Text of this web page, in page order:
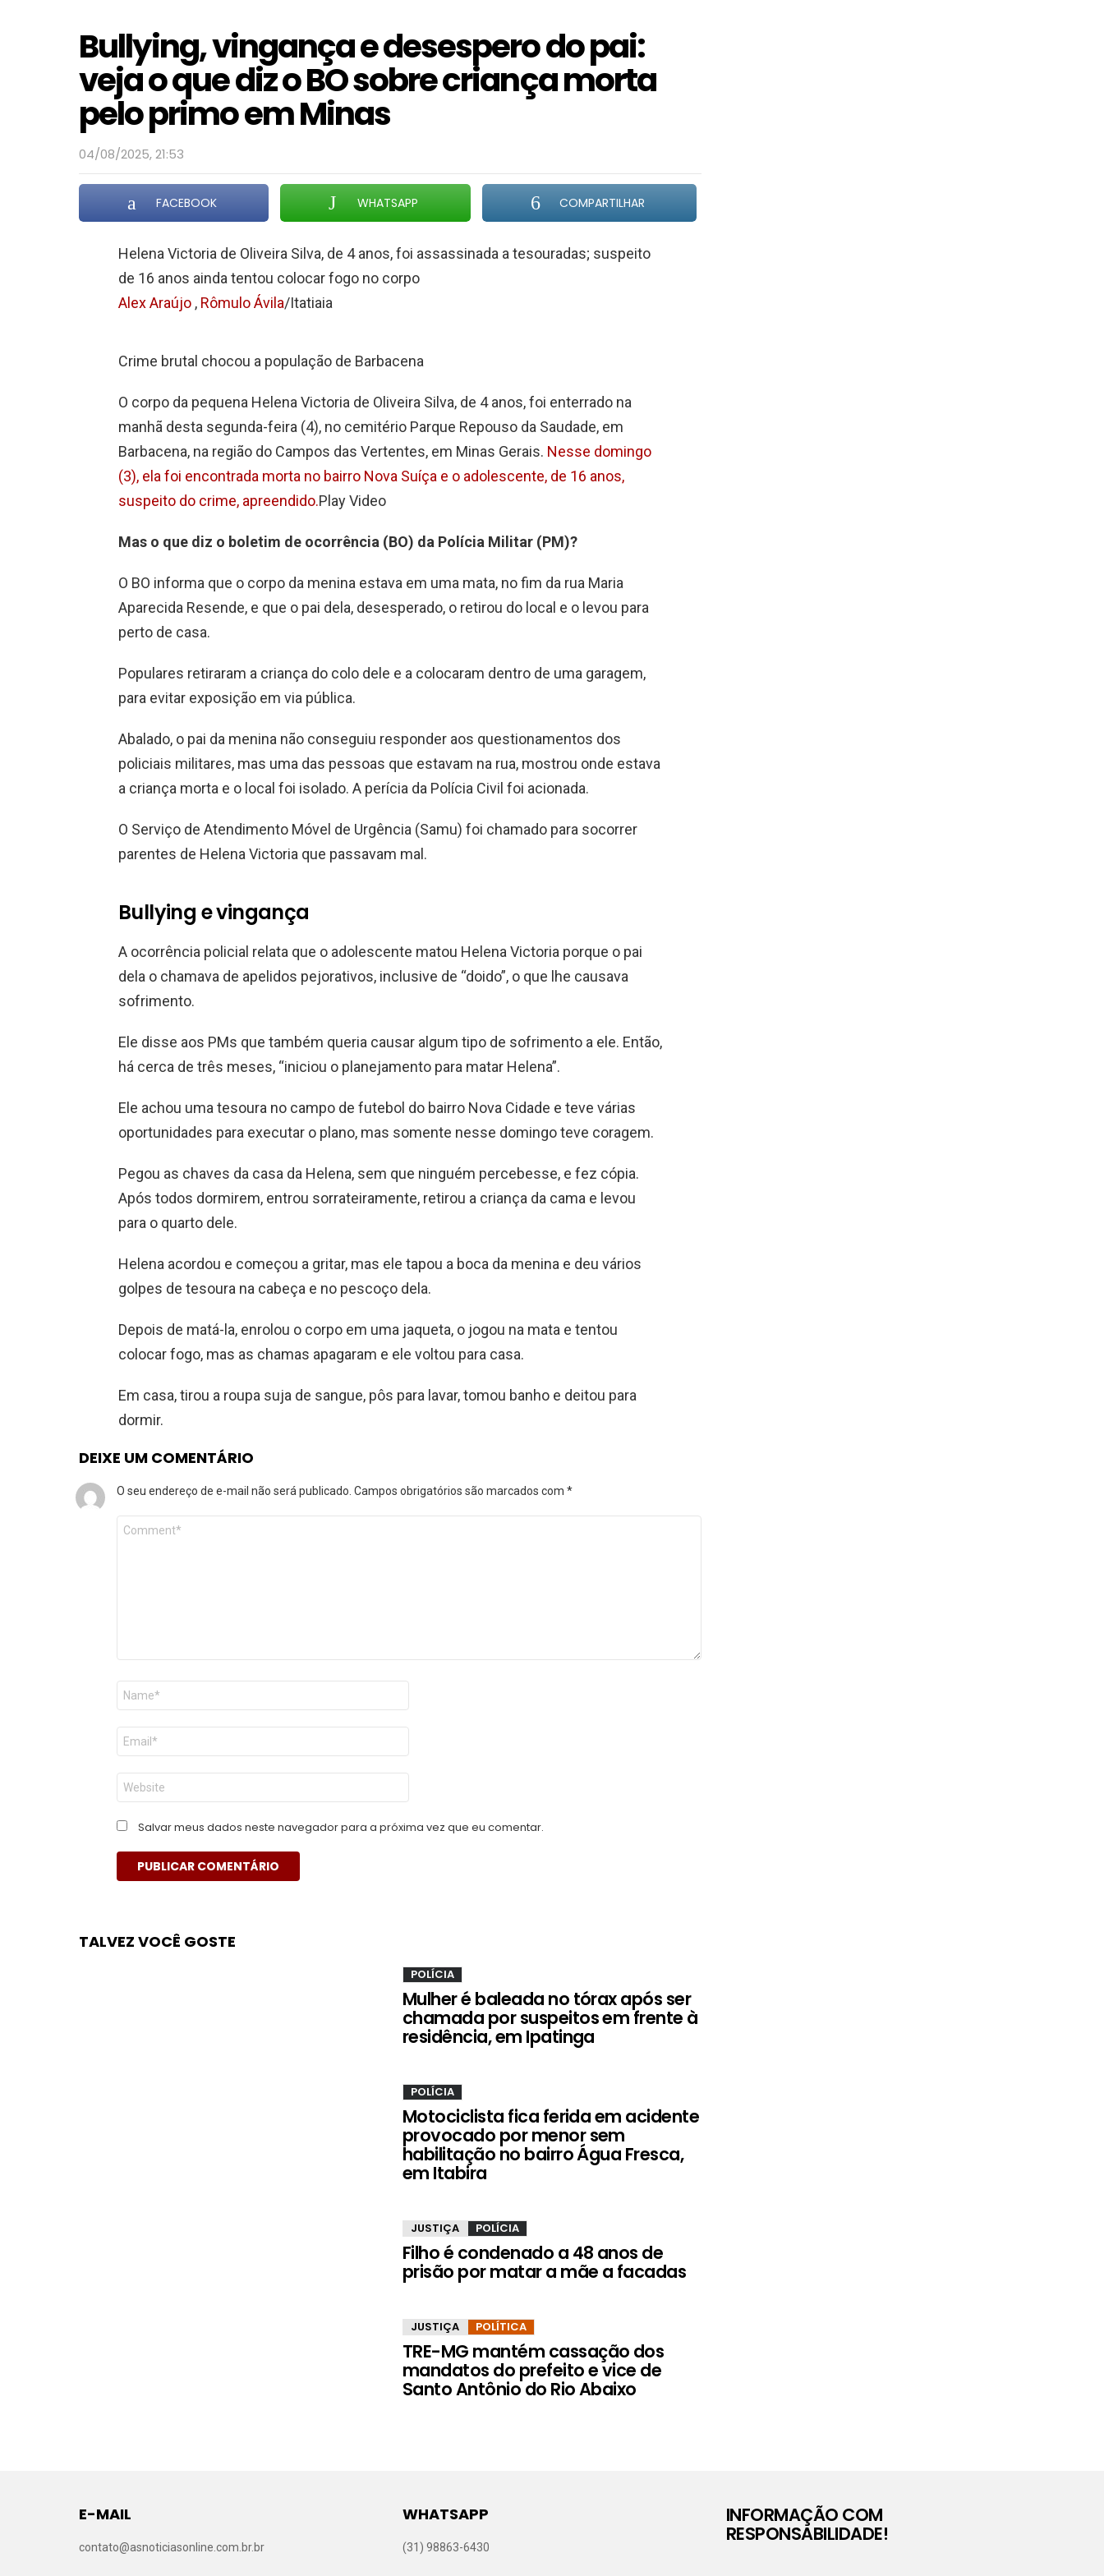
Bullying, vingança e desespero do pai:
veja o que diz o BO sobre criança morta
pelo primo em Minas
04/08/2025, 21:53
FACEBOOK WHATSAPP COMPARTILHAR
Helena Victoria de Oliveira Silva, de 4 anos, foi assassinada a tesouradas; suspeito
de 16 anos ainda tentou colocar fogo no corpo
Alex Araújo , Rômulo Ávila/Itatiaia
Crime brutal chocou a população de Barbacena
O corpo da pequena Helena Victoria de Oliveira Silva, de 4 anos, foi enterrado na
manhã desta segunda-feira (4), no cemitério Parque Repouso da Saudade, em
Barbacena, na região do Campos das Vertentes, em Minas Gerais. Nesse domingo
(3), ela foi encontrada morta no bairro Nova Suíça e o adolescente, de 16 anos,
suspeito do crime, apreendido.Play Video
Mas o que diz o boletim de ocorrência (BO) da Polícia Militar (PM)?
O BO informa que o corpo da menina estava em uma mata, no fim da rua Maria
Aparecida Resende, e que o pai dela, desesperado, o retirou do local e o levou para
perto de casa.
Populares retiraram a criança do colo dele e a colocaram dentro de uma garagem,
para evitar exposição em via pública.
Abalado, o pai da menina não conseguiu responder aos questionamentos dos
policiais militares, mas uma das pessoas que estavam na rua, mostrou onde estava
a criança morta e o local foi isolado. A perícia da Polícia Civil foi acionada.
O Serviço de Atendimento Móvel de Urgência (Samu) foi chamado para socorrer
parentes de Helena Victoria que passavam mal.
Bullying e vingança
A ocorrência policial relata que o adolescente matou Helena Victoria porque o pai
dela o chamava de apelidos pejorativos, inclusive de “doido”, o que lhe causava
sofrimento.
Ele disse aos PMs que também queria causar algum tipo de sofrimento a ele. Então,
há cerca de três meses, “iniciou o planejamento para matar Helena”.
Ele achou uma tesoura no campo de futebol do bairro Nova Cidade e teve várias
oportunidades para executar o plano, mas somente nesse domingo teve coragem.
Pegou as chaves da casa da Helena, sem que ninguém percebesse, e fez cópia.
Após todos dormirem, entrou sorrateiramente, retirou a criança da cama e levou
para o quarto dele.
Helena acordou e começou a gritar, mas ele tapou a boca da menina e deu vários
golpes de tesoura na cabeça e no pescoço dela.
Depois de matá-la, enrolou o corpo em uma jaqueta, o jogou na mata e tentou
colocar fogo, mas as chamas apagaram e ele voltou para casa.
Em casa, tirou a roupa suja de sangue, pôs para lavar, tomou banho e deitou para
dormir.
DEIXE UM COMENTÁRIO
O seu endereço de e-mail não será publicado. Campos obrigatórios são marcados com *
Comentário
Nome
E-
mail
*
Site
Salvar meus dados neste navegador para a próxima vez que eu comentar.
TALVEZ VOCÊ GOSTE
POLÍCIA
Mulher é baleada no tórax após ser
chamada por suspeitos em frente à
residência, em Ipatinga
POLÍCIA
Motociclista fica ferida em acidente
provocado por menor sem
habilitação no bairro Água Fresca,
em Itabira
JUSTIÇA POLÍCIA
Filho é condenado a 48 anos de
prisão por matar a mãe a facadas
JUSTIÇA POLÍTICA
TRE-MG mantém cassação dos
mandatos do prefeito e vice de
Santo Antônio do Rio Abaixo
E-MAIL
contato@asnoticiasonline.com.br.br
WHATSAPP
(31) 98863-6430
INFORMAÇÃO COM
RESPONSABILIDADE!